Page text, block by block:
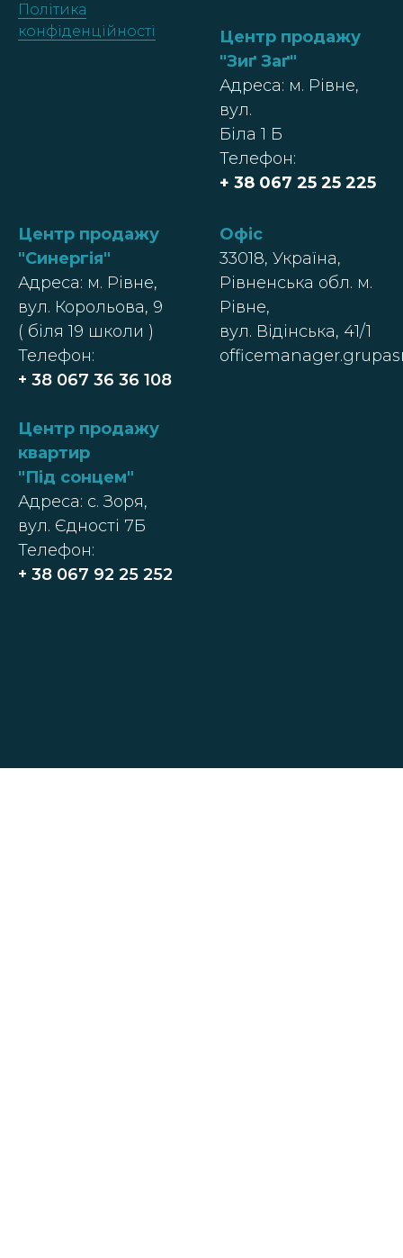
Політика
конфіденційності
Центр продажу
"Зиґ Заґ"
Адреса: м. Рівне,
вул.
Біла 1 Б
Телефон:
+ 38 067 25 25 225
Центр продажу
"Синергія"
Адреса: м. Рівне,
вул. Корольова, 9
( біля 19 школи )
Телефон:
+ 38 067 36 36 108
Центр продажу
квартир
"Під сонцем"
Адреса: с. Зоря,
вул. Єдності 7Б
Телефон:
+ 38 067 92 25 252
Офіс
33018, Україна,
Рівненська обл. м.
Рівне,
вул. Відінська, 41/1